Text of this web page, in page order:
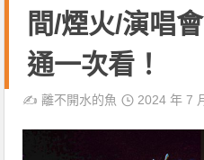
間/煙火/演唱
通一次看！
✍️離不開水的魚 2024 年 7